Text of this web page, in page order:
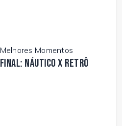
Melhores Momentos
FINAL: NÁUTICO X RETRÔ